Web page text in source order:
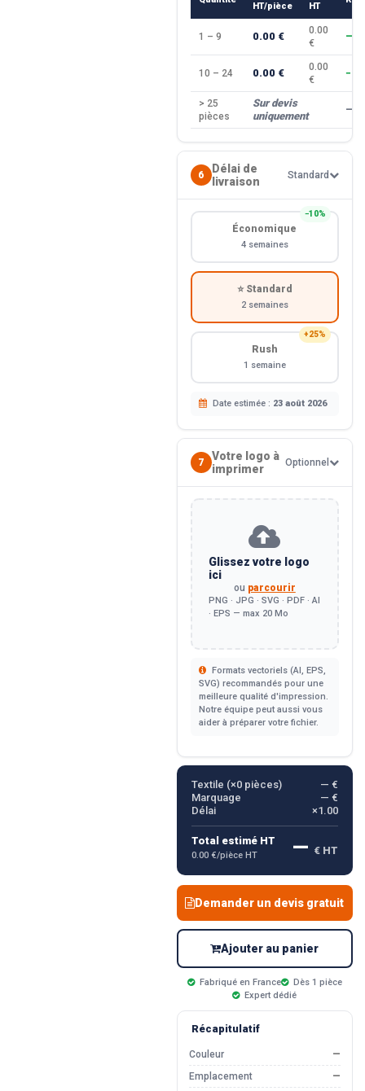
HT/pièce HT
1 – 9 0.00 €
0.00
€
—
10 – 24 0.00 €
0.00
€
> 25
pièces
Sur devis
uniquement
—
6
Délai de
livraison
Standard
−10%
Économique
4 semaines
⭐ Standard
2 semaines
+25%
Rush
1 semaine
Date estimée : 23 août 2026
7
Votre logo à
imprimer
Optionnel
Glissez votre logo
ici
ou parcourir
PNG · JPG · SVG · PDF · AI
· EPS — max 20 Mo
Formats vectoriels (AI, EPS,
SVG) recommandés pour une
meilleure qualité d'impression.
Notre équipe peut aussi vous
aider à préparer votre fichier.
Textile (×0pièces)
— €
Marquage
— €
Délai
×1.00
Total estimé HT
0.00 €/pièce HT — € HT
Demander un devis gratuit
Ajouter au panier
Fabriqué en France
Dès 1 pièce
Expert dédié
Récapitulatif
Couleur
—
Emplacement
—